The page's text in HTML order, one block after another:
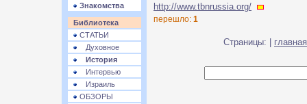
Знакомства
Библиотека
СТАТЬИ
Духовное
История
Интервью
Израиль
ОБЗОРЫ
http://www.tbnrussia.org/
перешло: 1
Страницы: | главная